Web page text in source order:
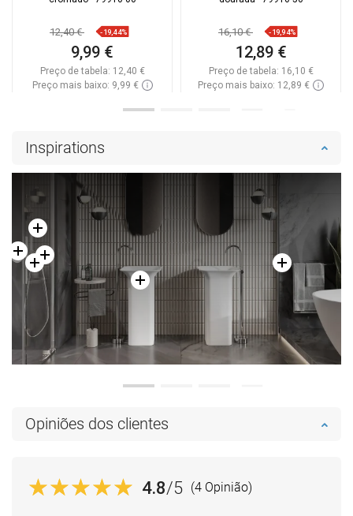
12,40 € -19,44%
9,99 €
Preço de tabela: 12,40 €
Preço mais baixo: 9,99 €
16,10 € -19,94%
12,89 €
Preço de tabela: 16,10 €
Preço mais baixo: 12,89 €
Inspirations
Opiniões dos clientes
4.8/5 (4 Opinião)